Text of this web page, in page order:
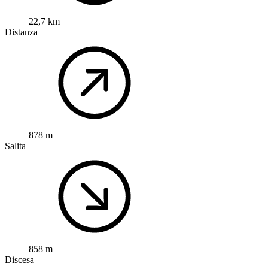
22,7 km
Distanza
878 m
Salita
858 m
Discesa